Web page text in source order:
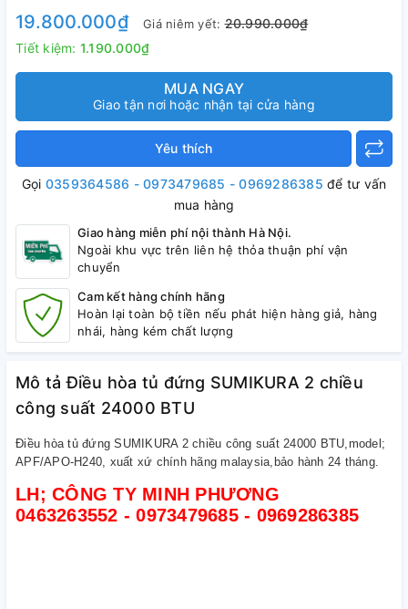
19.800.000₫ Giá niêm yết:20.990.000₫
Tiết kiệm: 1.190.000₫
MUA NGAY
Giao tận nơi hoặc nhận tại cửa hàng
Yêu thích
Gọi 0359364586 - 0973479685 - 0969286385 để tư vấn
mua hàng
Giao hàng miễn phí nội thành Hà Nội.
Ngoài khu vực trên liên hệ thỏa thuận phí vận
chuyển
Cam kết hàng chính hãng
Hoàn lại toàn bộ tiền nếu phát hiện hàng giả, hàng
nhái, hàng kém chất lượng
Mô tả Điều hòa tủ đứng SUMIKURA 2 chiều
công suất 24000 BTU
Điều hòa tủ đứng SUMIKURA 2 chiều công suất 24000 BTU,model;
APF/APO-H240, xuất xứ chính hãng malaysia,bảo hành 24 tháng.
LH; CÔNG TY MINH PHƯƠNG
0463263552 - 0973479685 - 0969286385